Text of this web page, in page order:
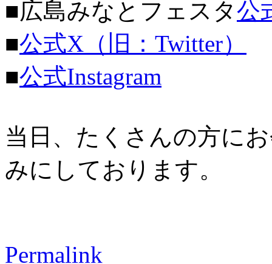
■広島みなとフェスタ公
■公式X（旧：Twitter）
■公式Instagram
当日、たくさんの方に
みにしております。
Permalink